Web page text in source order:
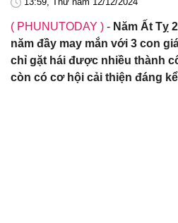
( PHUNUTODAY ) - Năm Ất Tỵ
năm đầy may mắn với 3 con
chỉ gặt hái được nhiều thành
còn có cơ hội cải thiện đáng